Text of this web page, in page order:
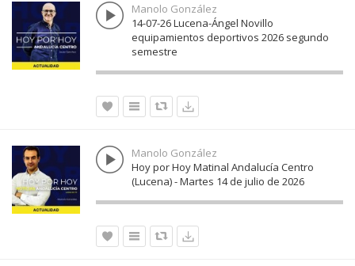
Manolo González
14-07-26 Lucena-Ángel Novillo
equipamientos deportivos 2026 segundo
semestre
Manolo González
Hoy por Hoy Matinal Andalucía Centro
(Lucena) - Martes 14 de julio de 2026